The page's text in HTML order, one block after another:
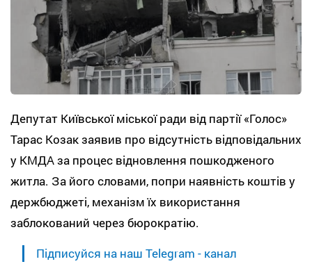
Депутат Київської міської ради від партії «Голос»
Тарас Козак заявив про відсутність відповідальних
у КМДА за процес відновлення пошкодженого
житла. За його словами, попри наявність коштів у
держбюджеті, механізм їх використання
заблокований через бюрократію.
Підписуйся на наш Telegram - канал